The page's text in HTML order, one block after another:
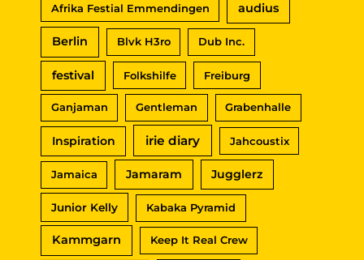
Afrika Festial Emmendingen audius
Berlin Blvk H3ro Dub Inc.
festival Folkshilfe Freiburg
Ganjaman Gentleman Grabenhalle
Inspiration irie diary Jahcoustix
Jamaica Jamaram Jugglerz
Junior Kelly Kabaka Pyramid
Kammgarn Keep It Real Crew